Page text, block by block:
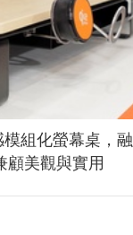
組化螢幕桌，融
顧美觀與實用